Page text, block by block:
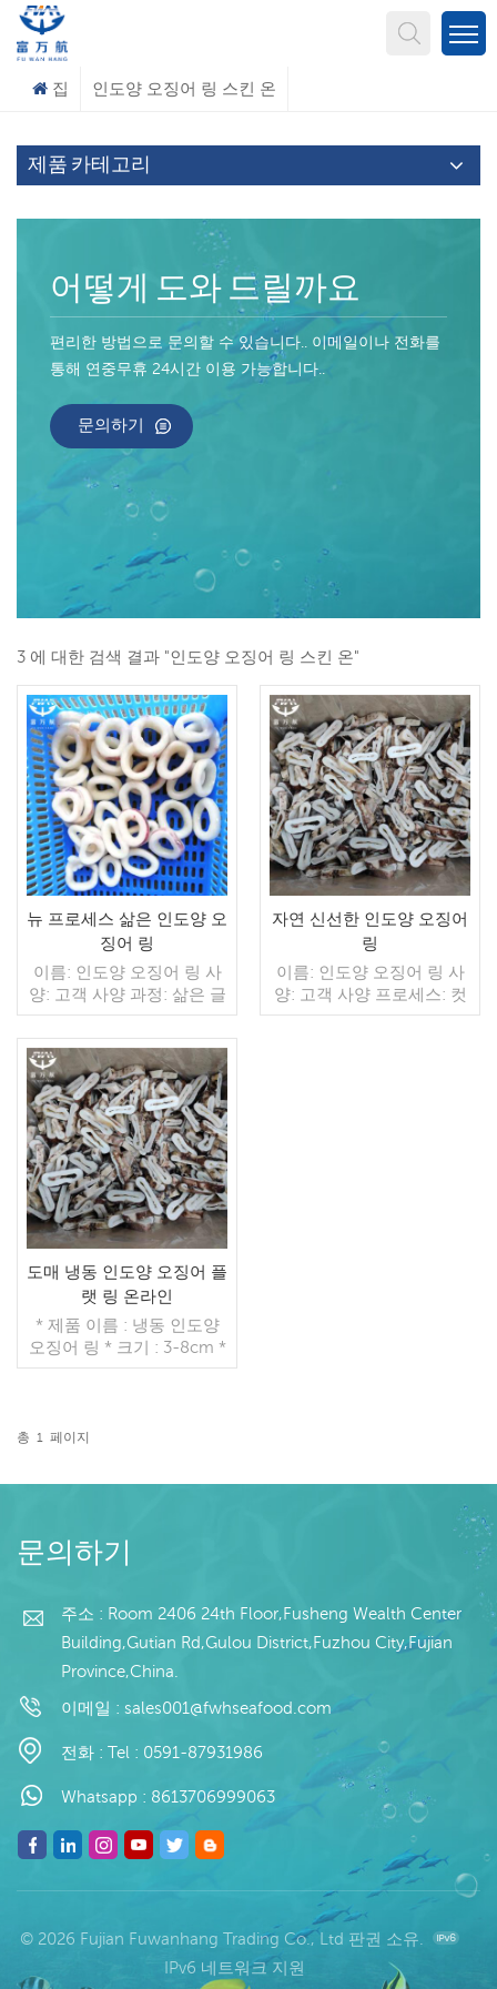
집 인도양 오징어 링 스킨 온
제품 카테고리
어떻게 도와 드릴까요
편리한 방법으로 문의할 수 있습니다.. 이메일이나 전화를
통해 연중무휴 24시간 이용 가능합니다..
문의하기
3 에 대한 검색 결과 "인도양 오징어 링 스킨 온"
뉴 프로세스 삶은 인도양 오
징어 링
이름: 인도양 오징어 링 사
양: 고객 사양 과정: 삶은 글
레이징: IQF 40%(맞춤형)
포장: 1kg / 가방, 10kg / 짠
가방 (맞춤형) 판매 모델: 도
매/수출 최소. 주문: 20피트
컨테이너 / 40피트 컨테이
너 지불: 보자마자 TT / С확
인된 취소 불가능한 LC 배
송: 입금 확인 후 20일 이내
원산지: 중국 브랜드: 푸 왕
행
더 읽기
자연 신선한 인도양 오징어
링
이름: 인도양 오징어 링 사
양: 고객 사양 프로세스: 컷
글레이징: IQF 40%(맞춤형)
도매 냉동 인도양 오징어 플
랫 링 온라인
* 제품 이름 : 냉동 인도양
오징어 링 * 크기 : 3-8cm *
포장 방법 : 10kg / ctn
사항 *무게(kg):20kg *첨가
성
총 1 페이지
문의하기
주소 : Room 2406 24th Floor,Fusheng Wealth Center
Building,Gutian Rd,Gulou District,Fuzhou City,Fujian
Province,China.
이메일 : sales001@fwhseafood.com
전화 : Tel : 0591-87931986
Whatsapp : 8613706999063
© 2026 Fujian Fuwanhang Trading Co., Ltd 판권 소유.
IPv6 네트워크 지원